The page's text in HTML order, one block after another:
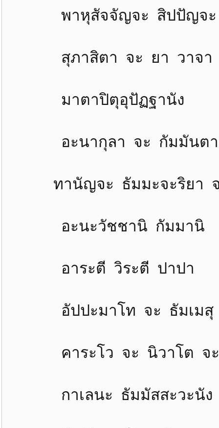
พาหุสัจจัญจะ สิปปัญจ
สุภาสิตา จะ ยา วาจา
มาตาปิตุอุปัฏฐานัง ปุ
อะนากุลา จะ กัมมันตา
ทานัญจะ ธัมมะจะริยา
อะนะวัชชานิ กัมมานิ
อาระตี วิระตี ปาปา
อัปปะมาโท จะ ธัมเมสุ
คาระโว จะ นิวาโต
กาเลนะ ธัมมัสสะวะนั